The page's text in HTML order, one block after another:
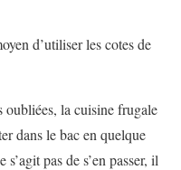
d’utiliser les cotes de
oubliées, la cuisine frugale
dans le bac en quelque
pas de s’en passer, il